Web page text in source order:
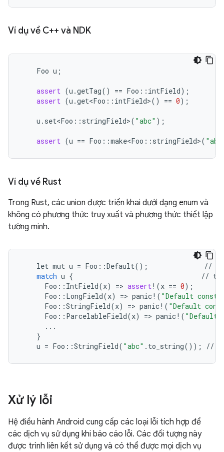
Ví dụ về C++ và NDK
Foo u ;
assert (u .getTag() == Foo :: intField);
assert (u .get<Foo :: intField>() == 0);
u . set<Foo :: stringField>( "abc" );
assert (u == Foo ::make<Foo :: stringField>(
Ví dụ về Rust
Trong Rust, các union được triển khai dưới dạng enum và
không có phương thức truy xuất và phương thức thiết lập
tường minh.
let mut u = Foo ::Default(); //
match u { //
Foo :: IntField(x) => assert! (x == 0);
Foo :: LongField(x) => panic! ( "Default
Foo ::StringField(x) => panic! ( "Default
Foo :: ParcelableField(x) => panic! ( "Default
...
}
u = Foo ::StringField( "abc" . to_string()); //
Xử lý lỗi
Hệ điều hành Android cung cấp các loại lỗi tích hợp để
các dịch vụ sử dụng khi báo cáo lỗi. Các đối tượng này
được trình liên kết sử dụng và có thể được mọi dịch vụ